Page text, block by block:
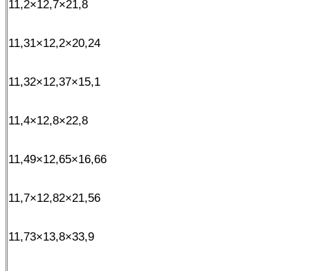
11,2×12,7×21,8
11,31×12,2×20,24
11,32×12,37×15,1
11,4×12,8×22,8
11,49×12,65×16,66
11,7×12,82×21,56
11,73×13,8×33,9